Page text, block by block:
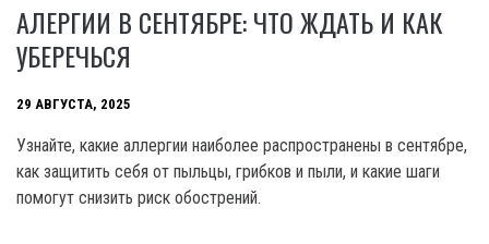
АЛЕРГИИ В СЕНТЯБРЕ: ЧТО ЖДАТЬ И КАК
УБЕРЕЧЬСЯ
29 АВГУСТА, 2025
Узнайте, какие аллергии наиболее распространены в сентябре,
как защитить себя от пыльцы, грибков и пыли, и какие шаги
помогут снизить риск обострений.